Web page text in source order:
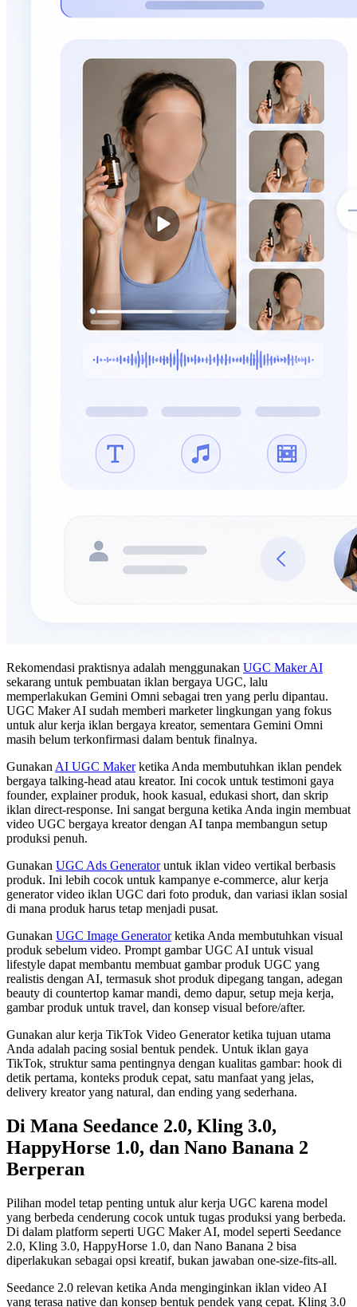
Rekomendasi praktisnya adalah menggunakan UGC Maker AI
sekarang untuk pembuatan iklan bergaya UGC, lalu
memperlakukan Gemini Omni sebagai tren yang perlu dipantau.
UGC Maker AI sudah memberi marketer lingkungan yang fokus
untuk alur kerja iklan bergaya kreator, sementara Gemini Omni
masih belum terkonfirmasi dalam bentuk finalnya.
Gunakan AI UGC Makerketika Anda membutuhkan iklan pendek
bergaya talking-head atau kreator. Ini cocok untuk testimoni gaya
founder, explainer produk, hook kasual, edukasi short, dan skrip
iklan direct-response. Ini sangat berguna ketika Anda ingin membuat
video UGC bergaya kreator dengan AI tanpa membangun setup
produksi penuh.
Gunakan UGC Ads Generatoruntuk iklan video vertikal berbasis
produk. Ini lebih cocok untuk kampanye e-commerce, alur kerja
generator video iklan UGC dari foto produk, dan variasi iklan sosial
di mana produk harus tetap menjadi pusat.
Gunakan UGC Image Generatorketika Anda membutuhkan visual
produk sebelum video. Prompt gambar UGC AI untuk visual
lifestyle dapat membantu membuat gambar produk UGC yang
realistis dengan AI, termasuk shot produk dipegang tangan, adegan
beauty di countertop kamar mandi, demo dapur, setup meja kerja,
gambar produk untuk travel, dan konsep visual before/after.
Gunakan alur kerja TikTok Video Generator ketika tujuan utama
Anda adalah pacing sosial bentuk pendek. Untuk iklan gaya
TikTok, struktur sama pentingnya dengan kualitas gambar: hook di
detik pertama, konteks produk cepat, satu manfaat yang jelas,
delivery kreator yang natural, dan ending yang sederhana.
Di Mana Seedance 2.0, Kling 3.0,
HappyHorse 1.0, dan Nano Banana 2
Berperan
Pilihan model tetap penting untuk alur kerja UGC karena model
yang berbeda cenderung cocok untuk tugas produksi yang berbeda.
Di dalam platform seperti UGC Maker AI, model seperti Seedance
2.0, Kling 3.0, HappyHorse 1.0, dan Nano Banana 2 bisa
diperlakukan sebagai opsi kreatif, bukan jawaban one-size-fits-all.
Seedance 2.0 relevan ketika Anda menginginkan iklan video AI
yang terasa native dan konsep bentuk pendek yang cepat. Kling 3.0